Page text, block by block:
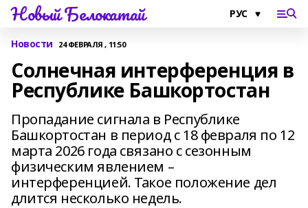
Новый Белокатай
Новости 24 ФЕВРАЛЯ , 11:50
Солнечная интерференция в
Республике Башкортостан
Пропадание сигнала в Республике
Башкортостан в период с 18 февраля по 12
марта 2026 года связано с сезонным
физическим явлением –
интерференцией. Такое положение дел
длится несколько недель.